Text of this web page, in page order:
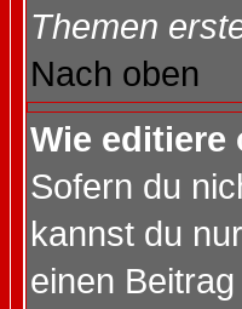
Themen
Nach oben
Wie editiere
Sofern du
kannst du
einen